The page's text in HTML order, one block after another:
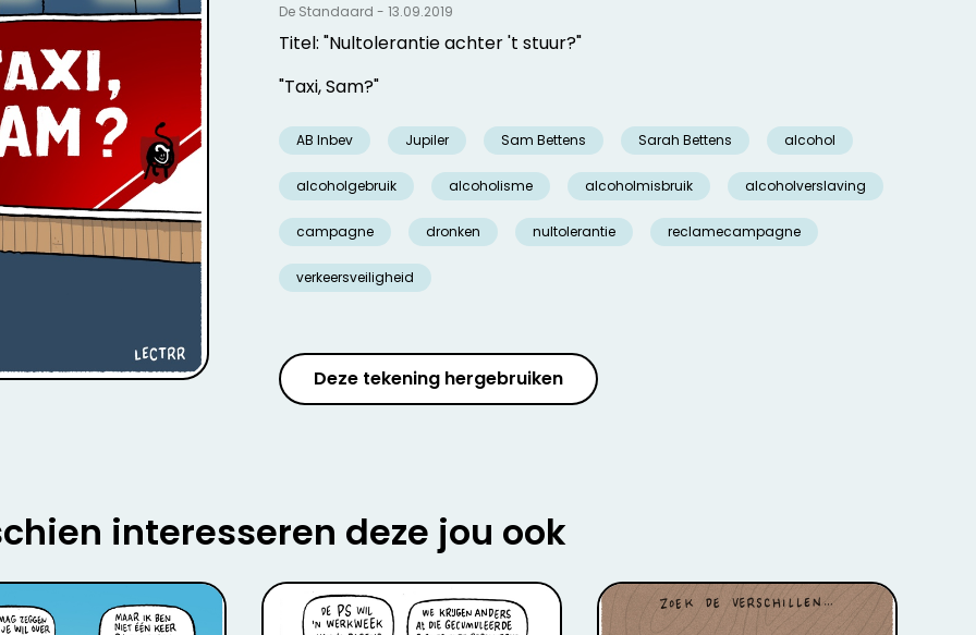
Titel: "Nultolerantie achter 't stuur?"
"Taxi, Sam?"
AB Inbev Jupiler Sam Bettens Sarah Bettens alcohol
alcoholgebruik alcoholisme alcoholmisbruik alcoholverslaving
campagne dronken nultolerantie reclamecampagne
verkeersveiligheid
De Standaard - 13.09.2019
Deze tekening hergebruiken
interesseren deze jou ook